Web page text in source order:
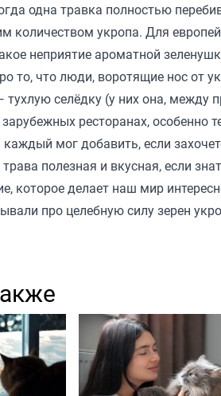
одна травка полностью
количеством укропа. Для
неприятие ароматной
то, что люди, воротящие нос от
селёдку (у них она, между
ресторанах, особенно
мог добавить, если
полезная и вкусная, если
которое делает наш мир
про целебную силу зерен